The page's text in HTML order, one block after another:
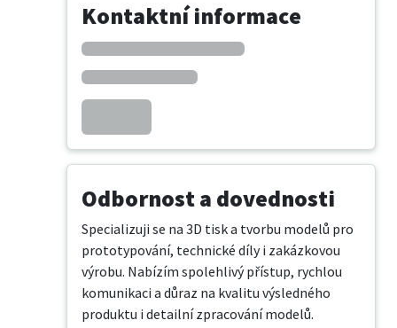
Kontaktní informace
Odbornost a dovednosti
Specializuji se na 3D tisk a tvorbu modelů pro
prototypování, technické díly i zakázkovou
výrobu. Nabízím spolehlivý přístup, rychlou
komunikaci a důraz na kvalitu výsledného
produktu i detailní zpracování modelů.